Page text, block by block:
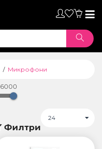
Микрофони
6000
24
Филтри